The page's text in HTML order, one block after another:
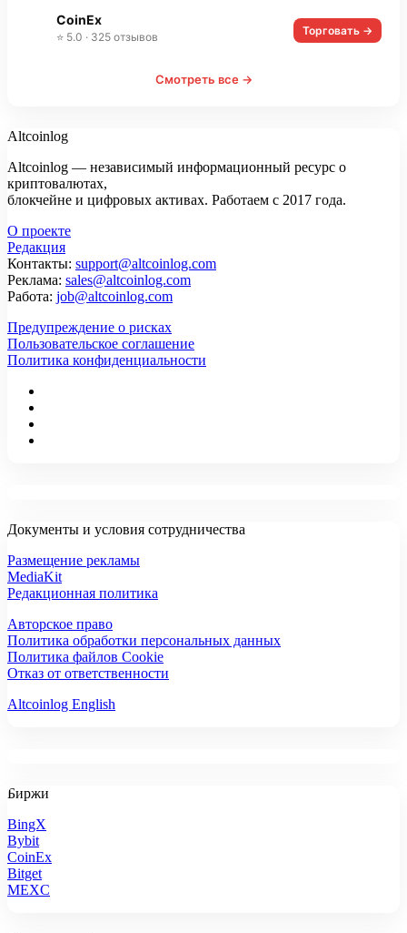
CoinEx
⭐ 5.0 · 325 отзывов Торговать →
Смотреть все →
Altcoinlog
Altcoinlog — независимый информационный ресурс о
криптовалютах,
блокчейне и цифровых активах. Работаем с 2017 года.
О проекте
Редакция
Контакты: support@altcoinlog.com
Реклама: sales@altcoinlog.com
Работа: job@altcoinlog.com
Предупреждение о рисках
Пользовательское соглашение
Политика конфиденциальности
Документы и условия сотрудничества
Размещение рекламы
MediaKit
Редакционная политика
Авторское право
Политика обработки персональных данных
Политика файлов Cookie
Отказ от ответственности
Altcoinlog English
Биржи
BingX
Bybit
CoinEx
Bitget
MEXC